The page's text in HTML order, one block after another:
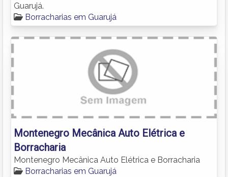
Guarujá.
Borracharias em Guarujá
Montenegro Mecânica Auto Elétrica e
Borracharia
Montenegro Mecânica Auto Elétrica e Borracharia
Borracharias em Guarujá